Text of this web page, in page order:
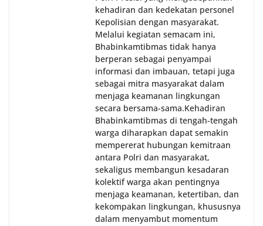
kehadiran dan kedekatan personel
Kepolisian dengan masyarakat.
Melalui kegiatan semacam ini,
Bhabinkamtibmas tidak hanya
berperan sebagai penyampai
informasi dan imbauan, tetapi juga
sebagai mitra masyarakat dalam
menjaga keamanan lingkungan
secara bersama-sama.‎‎Kehadiran
Bhabinkamtibmas di tengah-tengah
warga diharapkan dapat semakin
mempererat hubungan kemitraan
antara Polri dan masyarakat,
sekaligus membangun kesadaran
kolektif warga akan pentingnya
menjaga keamanan, ketertiban, dan
kekompakan lingkungan, khususnya
dalam menyambut momentum